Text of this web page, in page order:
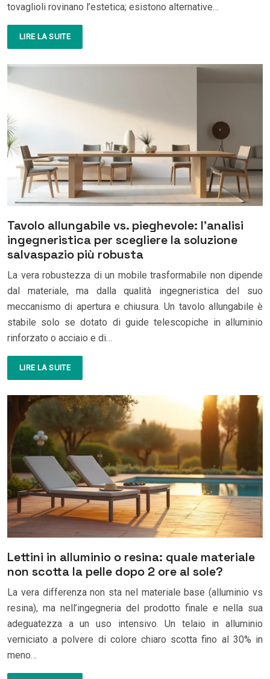
tovaglioli rovinano l’estetica; esistono alternative…
LIRE LA SUITE
Tavolo allungabile vs. pieghevole: l’analisi
ingegneristica per scegliere la soluzione
salvaspazio più robusta
La vera robustezza di un mobile trasformabile non dipende
dal materiale, ma dalla qualità ingegneristica del suo
meccanismo di apertura e chiusura. Un tavolo allungabile è
stabile solo se dotato di guide telescopiche in alluminio
rinforzato o acciaio e di…
LIRE LA SUITE
Lettini in alluminio o resina: quale materiale
non scotta la pelle dopo 2 ore al sole?
La vera differenza non sta nel materiale base (alluminio vs
resina), ma nell’ingegneria del prodotto finale e nella sua
adeguatezza a un uso intensivo. Un telaio in alluminio
verniciato a polvere di colore chiaro scotta fino al 30% in
meno…